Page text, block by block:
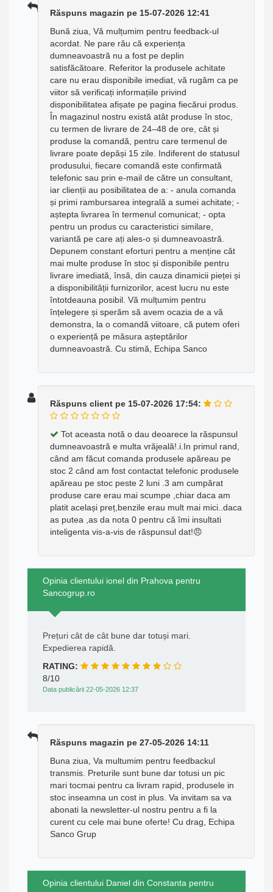
Răspuns magazin pe 15-07-2026 12:41
Bună ziua, Vă mulțumim pentru feedback-ul
acordat. Ne pare rău că experiența
dumneavoastră nu a fost pe deplin
satisfăcătoare. Referitor la produsele achitate
care nu erau disponibile imediat, vă rugăm ca pe
viitor să verificați informațiile privind
disponibilitatea afișate pe pagina fiecărui produs.
În magazinul nostru există atât produse în stoc,
cu termen de livrare de 24–48 de ore, cât și
produse la comandă, pentru care termenul de
livrare poate depăși 15 zile. Indiferent de statusul
produsului, fiecare comandă este confirmată
telefonic sau prin e-mail de către un consultant,
iar clienții au posibilitatea de a: - anula comanda
și primi rambursarea integrală a sumei achitate; -
aștepta livrarea în termenul comunicat; - opta
pentru un produs cu caracteristici similare,
variantă pe care ați ales-o și dumneavoastră.
Depunem constant eforturi pentru a menține cât
mai multe produse în stoc și disponibile pentru
livrare imediată, însă, din cauza dinamicii pieței și
a disponibilității furnizorilor, acest lucru nu este
întotdeauna posibil. Vă mulțumim pentru
înțelegere și sperăm să avem ocazia de a vă
demonstra, la o comandă viitoare, că putem oferi
o experiență pe măsura așteptărilor
dumneavoastră. Cu stimă, Echipa Sanco
Răspuns client pe 15-07-2026 17:54:
Tot aceasta notă o dau deoarece la răspunsul
dumneavoastră e multa vrăjeală!.i.In primul rand,
când am făcut comanda produsele apăreau pe
stoc 2 când am fost contactat telefonic produsele
apăreau pe stoc peste 2 luni .3 am cumpărat
produse care erau mai scumpe ,chiar daca am
platit același preț,benzile erau mult mai mici..daca
as putea ,as da nota 0 pentru că îmi insultati
inteligenta vis-a-vis de răspunsul dat!😠
Opinia clientului ionel din Prahova pentru
Sancogrup.ro
Prețuri cât de cât bune dar totuși mari.
Expedierea rapidă.
RATING:
8/10
Data publicării 22-05-2026 12:37
Răspuns magazin pe 27-05-2026 14:11
Buna ziua, Va multumim pentru feedbackul
transmis. Preturile sunt bune dar totusi un pic
mari tocmai pentru ca livram rapid, produsele in
stoc inseamna un cost in plus. Va invitam sa va
abonati la newsletter-ul nostru pentru a fi la
curent cu cele mai bune oferte! Cu drag, Echipa
Sanco Grup
Opinia clientului Daniel din Constanta pentru